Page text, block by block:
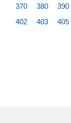
370 380 390
402
403 405